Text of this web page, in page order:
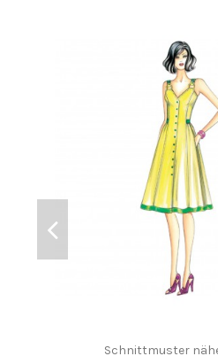
Schnittmuster